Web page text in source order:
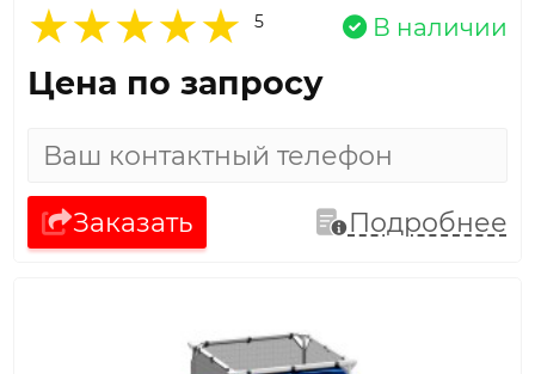
5 В наличии
Цена по запросу
Заказать Подробнее